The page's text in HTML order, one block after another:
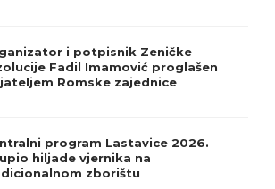
i potpisnik Zeničke
Fadil Imamović proglašen
Romske zajednice
program Lastavice 2026.
hiljade vjernika na
zborištu